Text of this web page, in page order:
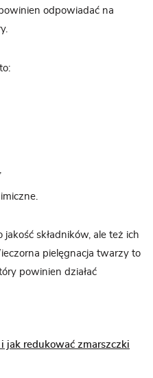
odpowiadać na
składników, ale też ich
pielęgnacja twarzy to
powinien działać
jak redukować zmarszczki